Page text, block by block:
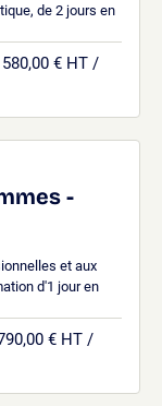
de 2 jours en
580,00 € HT /
-
et aux
d'1 jour en
€ HT /